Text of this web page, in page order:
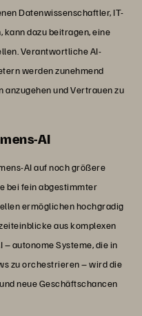
Datenwissenschaftler, IT-
kann dazu beitragen, eine
Verantwortliche AI-
werden zunehmend
anzugehen und Vertrauen zu
AI
AI auf noch größere
bei fein abgestimmter
ermöglichen hochgradig
aus komplexen
autonome Systeme, die in
zu orchestrieren – wird die
neue Geschäftschancen